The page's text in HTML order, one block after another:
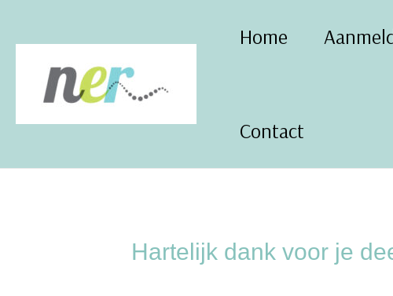
naar
inhoud
Home
Contact
Hartelijk dank voor je